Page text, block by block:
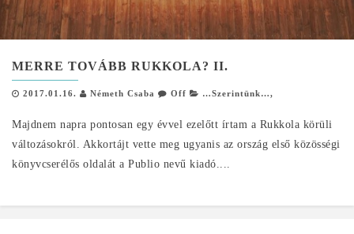
MERRE TOVÁBB RUKKOLA? II.
2017.01.16. Németh Csaba Off …Szerintünk…,
Majdnem napra pontosan egy évvel ezelőtt írtam a Rukkola körüli
változásokról. Akkortájt vette meg ugyanis az ország első közösségi
könyvcserélős oldalát a Publio nevű kiadó....